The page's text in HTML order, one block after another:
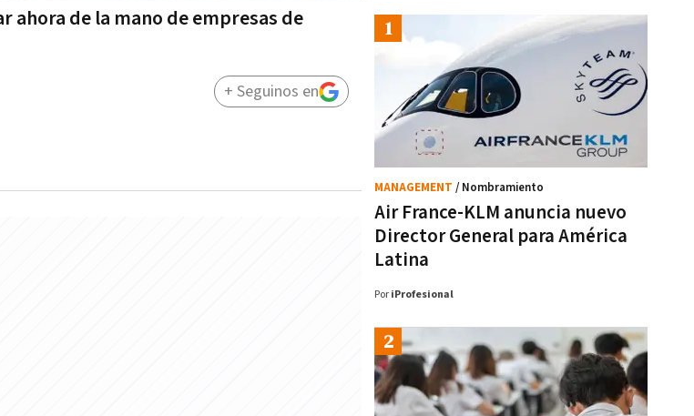
ahora de la mano de empresas de
+ Seguinos en
Air France-KLM anuncia nuevo
Director General para América
Latina
MANAGEMENT / Nombramiento
Por iProfesional